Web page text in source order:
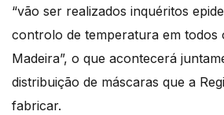
“vão ser realizados inquéritos
controlo de temperatura em todos
Madeira”, o que acontecerá
distribuição de máscaras que a
fabricar.